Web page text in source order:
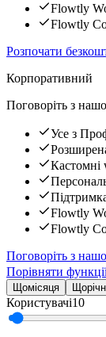
Flowtly
Flowtly
Розпочати
Корпоративний
Поговоріть з
Усе з
Кастомні
Flowtly
Flowtly
Поговоріть з
Порівняти
Щомісяця
Користувачі10